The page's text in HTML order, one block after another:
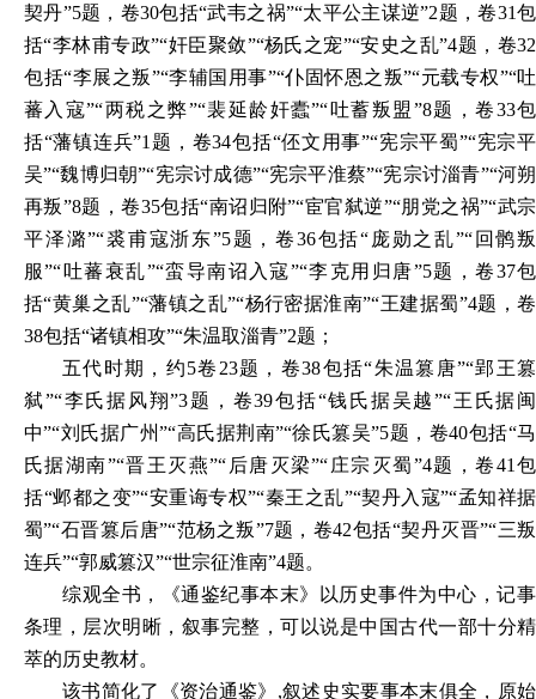
契丹”5题，卷30包括“武韦之祸”“太平公主谋逆”2题，卷31包
括“李林甫专政”“奸臣聚敛”“杨氏之宠”“安史之乱”4题，卷32
包括“李展之叛”“李辅国用事”“仆固怀恩之叛”“元载专权”“吐
蕃入寇”“两税之弊”“裴延龄奸蠹”“吐蓄叛盟”8题，卷33包
括“藩镇连兵”1题，卷34包括“伾文用事”“宪宗平蜀”“宪宗平
吴”“魏博归朝”“宪宗讨成德”“宪宗平淮蔡”“宪宗讨淄青”“河朔
再叛”8题，卷35包括“南诏归附”“宦官弑逆”“朋党之祸”“武宗
平泽潞”“裘甫寇浙东”5题，卷36包括“庞勋之乱”“回鹘叛
服”“吐蕃衰乱”“蛮导南诏入寇”“李克用归唐”5题，卷37包
括“黄巢之乱”“藩镇之乱”“杨行密据淮南”“王建据蜀”4题，卷
38包括“诸镇相攻”“朱温取淄青”2题；
五代时期，约5卷23题，卷38包括“朱温篡唐”“郢王篡
弑”“李氏据风翔”3题，卷39包括“钱氏据吴越”“王氏据闽
中”“刘氏据广州”“高氏据荆南”“徐氏篡吴”5题，卷40包括“马
氏据湖南”“晋王灭燕”“后唐灭梁”“庄宗灭蜀”4题，卷41包
括“邺都之变”“安重诲专权”“秦王之乱”“契丹入寇”“孟知祥据
蜀”“石晋篡后唐”“范杨之叛”7题，卷42包括“契丹灭晋”“三叛
连兵”“郭威篡汉”“世宗征淮南”4题。
综观全书，《通鉴纪事本末》以历史事件为中心，记事
条理，层次明晰，叙事完整，可以说是中国古代一部十分精
萃的历史教材。
该书简化了《资治通鉴》 ,叙述史实要事本末俱全，原始